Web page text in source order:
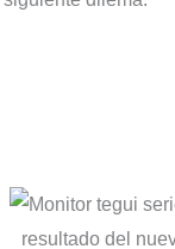
resultado del